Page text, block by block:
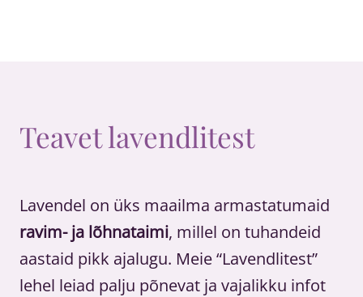
Teavet lavendlitest
Lavendel on üks maailma armastatumaid
ravim- ja lõhnataimi, millel on tuhandeid
aastaid pikk ajalugu. Meie “Lavendlitest”
lehel leiad palju põnevat ja vajalikku infot